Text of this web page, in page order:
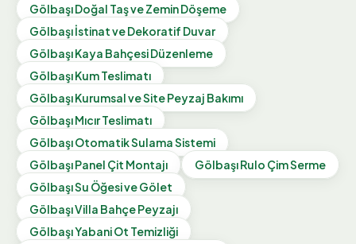
GölbaşıDoğal Taş ve Zemin Döşeme
Gölbaşıİstinat ve Dekoratif Duvar
GölbaşıKaya Bahçesi Düzenleme
GölbaşıKum Teslimatı
GölbaşıKurumsal ve Site Peyzaj Bakımı
GölbaşıMıcır Teslimatı
GölbaşıOtomatik Sulama Sistemi
GölbaşıPanel Çit Montajı GölbaşıRulo Çim Serme
GölbaşıSu Öğesi ve Gölet
GölbaşıVilla Bahçe Peyzajı
GölbaşıYabani Ot Temizliği